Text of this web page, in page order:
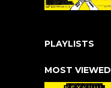
PLAYLISTS
MOST VIEWED